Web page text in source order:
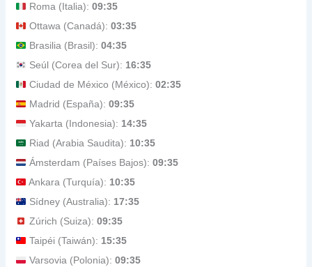
Roma (Italia):09:35
Ottawa (Canadá):03:35
Brasilia (Brasil):04:35
Seúl (Corea del Sur): 16:35
Ciudad de México (México):02:35
Madrid (España):09:35
Yakarta (Indonesia): 14:35
Riad (Arabia Saudita): 10:35
Ámsterdam (Países Bajos):09:35
Ankara (Turquía): 10:35
Sídney (Australia): 17:35
Zúrich (Suiza):09:35
Taipéi (Taiwán): 15:35
Varsovia (Polonia):09:35